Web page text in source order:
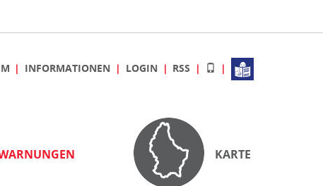
INFORMATIONEN LOGIN RSS
KARTE